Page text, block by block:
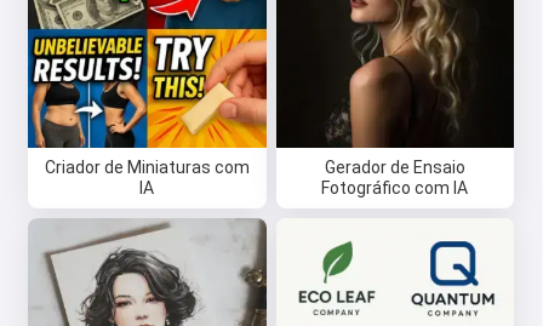
Criador de Miniaturas com
IA
Gerador de Ensaio
Fotográfico com IA